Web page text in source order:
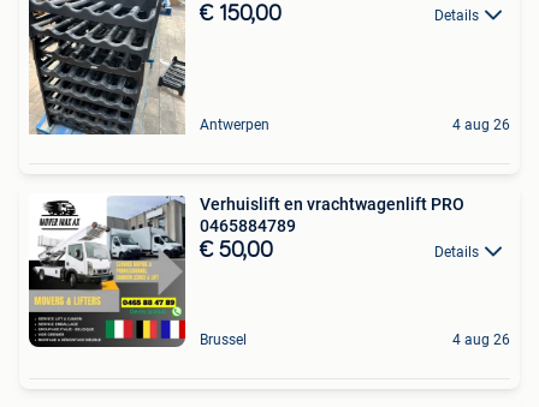
€ 150,00 Details
Antwerpen 4 aug 26
Verhuislift en vrachtwagenlift PRO
0465884789
€ 50,00 Details
Brussel 4 aug 26